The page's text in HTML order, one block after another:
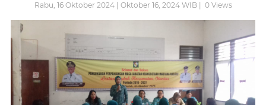
Rabu, 16 Oktober 2024 | Oktober 16, 2024 WIB | 0Views